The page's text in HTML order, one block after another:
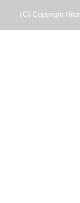
（C) Copyright